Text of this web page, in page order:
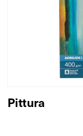
Pittura